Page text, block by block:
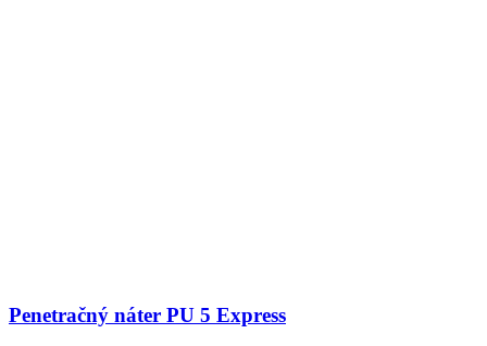
Penetračný náter PU 5 Express